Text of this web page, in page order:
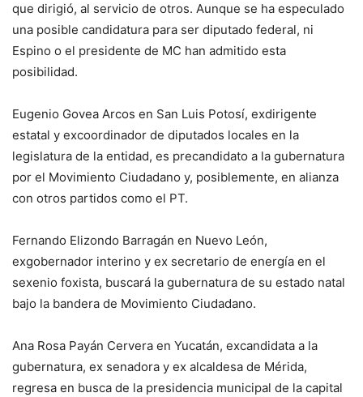
que dirigió, al servicio de otros. Aunque se ha especulado
una posible candidatura para ser diputado federal, ni
Espino o el presidente de MC han admitido esta
posibilidad.
Eugenio Govea Arcos en San Luis Potosí, exdirigente
estatal y excoordinador de diputados locales en la
legislatura de la entidad, es precandidato a la gubernatura
por el Movimiento Ciudadano y, posiblemente, en alianza
con otros partidos como el PT.
Fernando Elizondo Barragán en Nuevo León,
exgobernador interino y ex secretario de energía en el
sexenio foxista, buscará la gubernatura de su estado natal
bajo la bandera de Movimiento Ciudadano.
Ana Rosa Payán Cervera en Yucatán, excandidata a la
gubernatura, ex senadora y ex alcaldesa de Mérida,
regresa en busca de la presidencia municipal de la capital